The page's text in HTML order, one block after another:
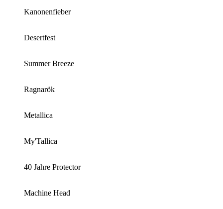
Kanonenfieber
Desertfest
Summer Breeze
Ragnarök
Metallica
My'Tallica
40 Jahre Protector
Machine Head